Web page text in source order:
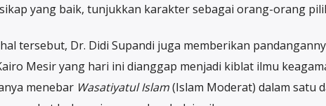
yang baik, tunjukkan karakter sebagai orang-orang
tersebut, Dr. Didi Supandi juga memberikan
Mesir yang hari ini dianggap menjadi kiblat ilmu
menebar Wasatiyatul Islam(Islam Moderat) dalam satu